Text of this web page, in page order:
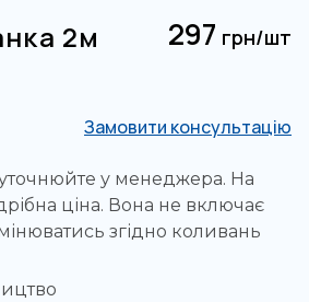
2м
297 грн/шт
Замовити консультацію
уточнюйте у менеджера. На
ціна. Вона не включає
згідно коливань